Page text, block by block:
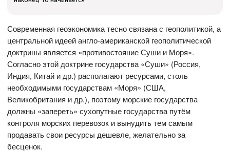
Современная геоэкономика тесно связана с геополитикой, а
центральной идеей англо-американской геополитической
доктрины является «противостояние Суши и Моря».
Согласно этой доктрине государства «Суши» (Россия,
Индия, Китай и др.) располагают ресурсами, столь
необходимыми государствам «Моря» (США,
Великобритания и др.), поэтому морские государства
должны «запереть» сухопутные государства путём
контроля морских перевозок и вынудить тем самым
продавать свои ресурсы дешевле, желательно за
бесценок.